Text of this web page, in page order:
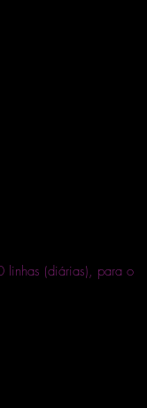
linhas (diárias), para o